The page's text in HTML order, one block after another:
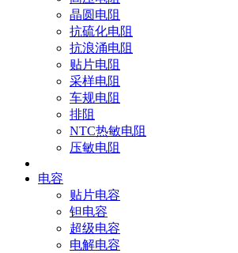
晶圆电阻
抗硫化电阻
抗浪涌电阻
贴片电阻
采样电阻
车规电阻
排阻
NTC热敏电阻
压敏电阻
电容
贴片电容
钽电容
超级电容
电解电容